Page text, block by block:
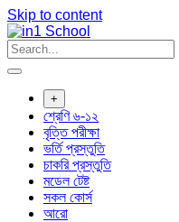
Skip to content
+
শ্রেণি ৬-১২
বৃত্তি পরীক্ষা
ভর্তি প্রস্তুতি
চাকরি প্রস্তুতি
মডেল টেষ্ট
সকল কোর্স
আরো